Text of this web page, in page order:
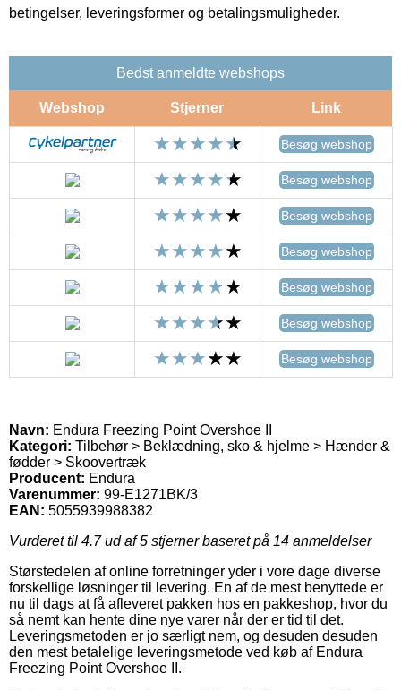
betingelser, leveringsformer og betalingsmuligheder.
Bedst anmeldte webshops
Webshop Stjerner Link
Besøg webshop
Besøg webshop
Besøg webshop
Besøg webshop
Besøg webshop
Besøg webshop
Besøg webshop
Navn: Endura Freezing Point Overshoe II
Kategori: Tilbehør > Beklædning, sko & hjelme > Hænder &
fødder > Skoovertræk
Producent: Endura
Varenummer: 99-E1271BK/3
EAN: 5055939988382
Vurderet til 4.7ud af 5 stjerner baseret på 14 anmeldelser
Størstedelen af online forretninger yder i vore dage diverse
forskellige løsninger til levering. En af de mest benyttede er
nu til dags at få afleveret pakken hos en pakkeshop, hvor du
så nemt kan hente dine nye varer når der er tid til det.
Leveringsmetoden er jo særligt nem, og desuden desuden
den mest betalelige leveringsmetode ved køb af Endura
Freezing Point Overshoe II.